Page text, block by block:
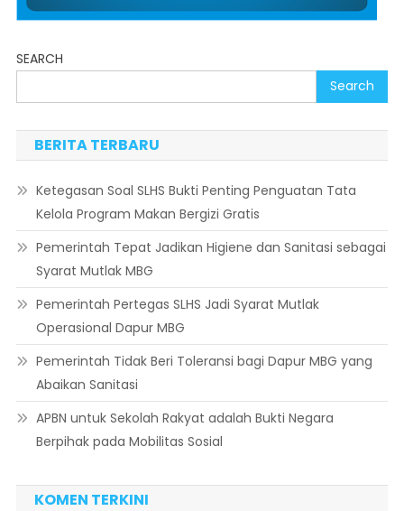
SEARCH
Search
BERITA TERBARU
Ketegasan Soal SLHS Bukti Penting Penguatan Tata
Kelola Program Makan Bergizi Gratis
Pemerintah Tepat Jadikan Higiene dan Sanitasi sebagai
Syarat Mutlak MBG
Pemerintah Pertegas SLHS Jadi Syarat Mutlak
Operasional Dapur MBG
Pemerintah Tidak Beri Toleransi bagi Dapur MBG yang
Abaikan Sanitasi
APBN untuk Sekolah Rakyat adalah Bukti Negara
Berpihak pada Mobilitas Sosial
KOMEN TERKINI